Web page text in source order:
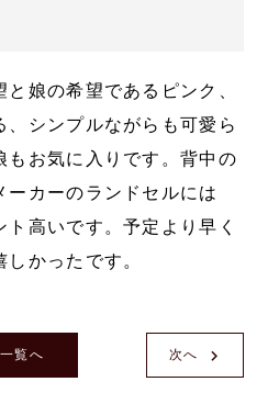
娘の希望であるピンク、
、シンプルながらも可愛ら
もお気に入りです。背中の
ーカーのランドセルには
高いです。予定より早く
かったです。
次へ
一覧へ